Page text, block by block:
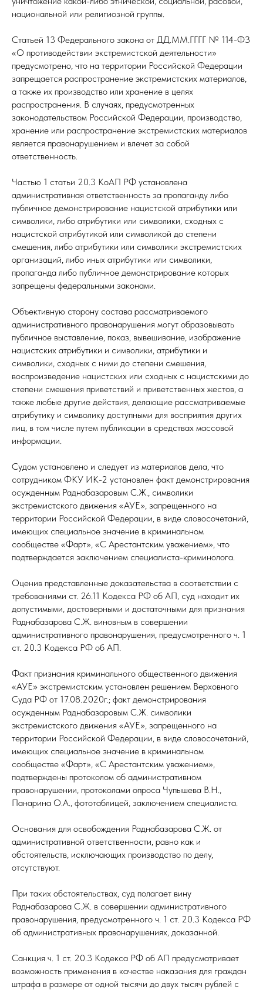
национальной или религиозной группы.
Статьей 13 Федерального закона от ДД.ММ.ГГГГ № 114-ФЗ
«О противодействии экстремистской деятельности»
предусмотрено, что на территории Российской Федерации
запрещается распространение экстремистских материалов,
а также их производство или хранение в целях
распространения. В случаях, предусмотренных
законодательством Российской Федерации, производство,
хранение или распространение экстремистских материалов
является правонарушением и влечет за собой
ответственность.
Частью 1 статьи 20.3 КоАП РФ установлена
административная ответственность за пропаганду либо
публичное демонстрирование нацистской атрибутики или
символики, либо атрибутики или символики, сходных с
нацистской атрибутикой или символикой до степени
смешения, либо атрибутики или символики экстремистских
организаций, либо иных атрибутики или символики,
пропаганда либо публичное демонстрирование которых
запрещены федеральными законами.
Объективную сторону состава рассматриваемого
административного правонарушения могут образовывать
публичное выставление, показ, вывешивание, изображение
нацистских атрибутики и символики, атрибутики и
символики, сходных с ними до степени смешения,
воспроизведение нацистских или сходных с нацистскими до
степени смешения приветствий и приветственных жестов, а
также любые другие действия, делающие рассматриваемые
атрибутику и символику доступными для восприятия других
лиц, в том числе путем публикации в средствах массовой
информации.
Судом установлено и следует из материалов дела, что
сотрудником ФКУ ИК-2 установлен факт демонстрирования
осужденным Раднабазаровым С.Ж., символики
экстремистского движения «АУЕ», запрещенного на
территории Российской Федерации, в виде словосочетаний,
имеющих специальное значение в криминальном
сообществе «Фарт», «С Арестантским уважением», что
подтверждается заключением специалиста-криминолога.
Оценив представленные доказательства в соответствии с
требованиями ст. 26.11 Кодекса РФ об АП, суд находит их
допустимыми, достоверными и достаточными для признания
Раднабазарова С.Ж. виновным в совершении
административного правонарушения, предусмотренного ч. 1
ст. 20.3 Кодекса РФ об АП.
Факт признания криминального общественного движения
«АУЕ» экстремистским установлен решением Верховного
Суда РФ от 17.08.2020г.; факт демонстрирования
осужденным Раднабазаровым С.Ж. символики
экстремистского движения «АУЕ», запрещенного на
территории Российской Федерации, в виде словосочетаний,
имеющих специальное значение в криминальном
сообществе «Фарт», «С Арестантским уважением»,
подтверждены протоколом об административном
правонарушении, протоколами опроса Чупышева В.Н.,
Панарина О.А., фототаблицей, заключением специалиста.
Основания для освобождения Раднабазарова С.Ж. от
административной ответственности, равно как и
обстоятельств, исключающих производство по делу,
отсутствуют.
При таких обстоятельствах, суд полагает вину
Раднабазарова С.Ж. в совершении административного
правонарушения, предусмотренного ч. 1 ст. 20.3 Кодекса РФ
об административных правонарушениях, доказанной.
Санкция ч. 1 ст. 20.3 Кодекса РФ об АП предусматривает
возможность применения в качестве наказания для граждан
штрафа в размере от одной тысячи до двух тысяч рублей с